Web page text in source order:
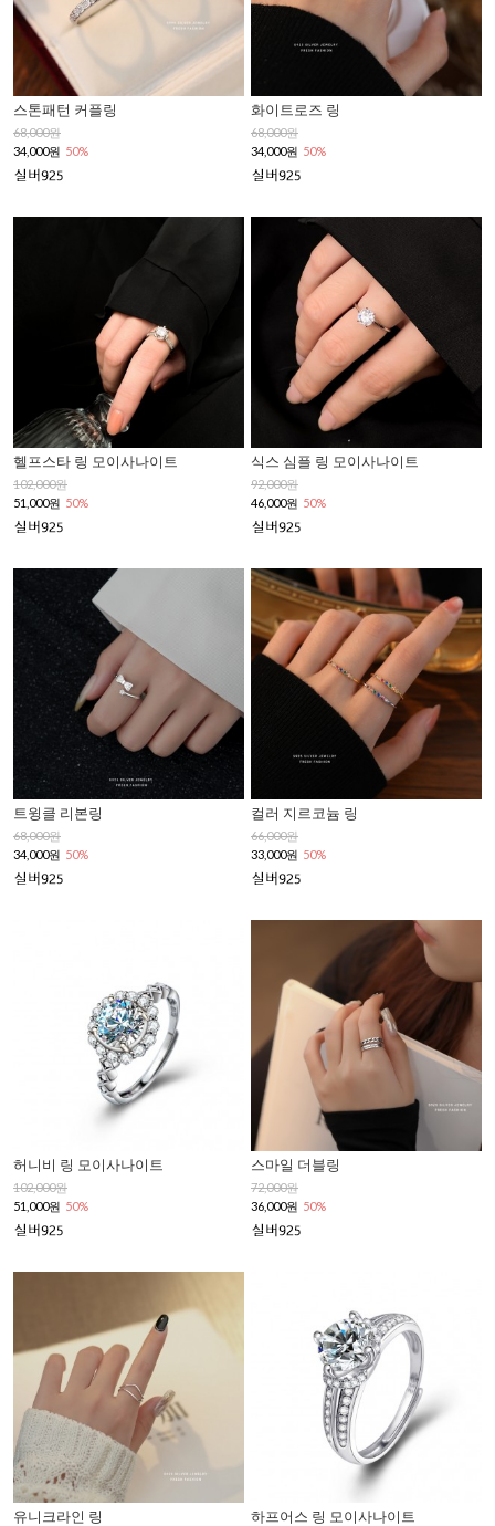
스톤패턴 커플링
68,000원
34,000원 50%
화이트로즈 링
68,000원
34,000원 50%
헬프스타 링 모이사나이트
102,000원
51,000원 50%
식스 심플 링 모이사나이트
92,000원
46,000원 50%
트윙클 리본링
68,000원
34,000원 50%
컬러 지르코늄 링
66,000원
33,000원 50%
허니비 링 모이사나이트
102,000원
51,000원 50%
스마일 더블링
72,000원
36,000원 50%
유니크라인 링 하프어스 링 모이사나이트